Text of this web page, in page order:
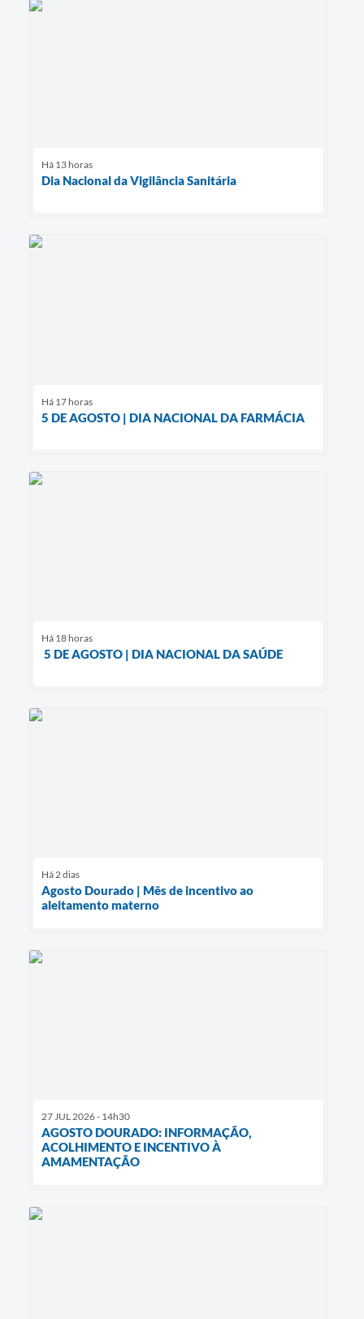
Há 13 horas
Dia Nacional da Vigilância Sanitária
Há 17 horas
5 DE AGOSTO | DIA NACIONAL DA FARMÁCIA
Há 18 horas
5 DE AGOSTO | DIA NACIONAL DA SAÚDE
Há 2 dias
Agosto Dourado | Mês de incentivo ao
aleitamento materno
27 JUL 2026 - 14h30
AGOSTO DOURADO: INFORMAÇÃO,
ACOLHIMENTO E INCENTIVO À
AMAMENTAÇÃO